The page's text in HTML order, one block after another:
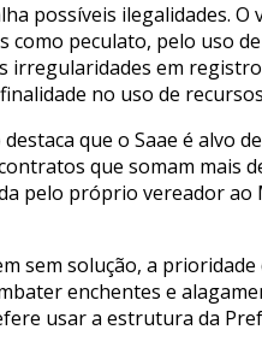
possíveis ilegalidades. O
como peculato, pelo uso
irregularidades em
no uso de
que o Saae é alvo
que somam mais
pelo próprio vereador
sem solução, a prioridade
enchentes e
usar a estrutura da